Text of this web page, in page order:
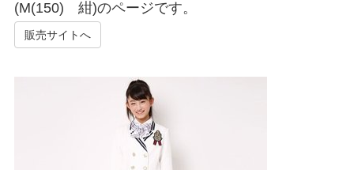
(M(150) 紺)のページです。
販売サイトへ